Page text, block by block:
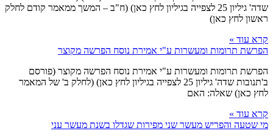
שדה' גיליון 25 לצפייה בגיליון לחץ כאן) (ח"ב – המשך ממאמר קודם לחלק
ראשון לחץ כאן)
קרא עוד »
הפרשת תרומות ומעשרות ע"י אמירת נוסח הפרשה מקוצר
הפרשת תרומות ומעשרות ע"י אמירת נוסח הפרשה מקוצר (פורסם
ב'תנובות שדה' גיליון 25 לצפייה בגיליון לחץ כאן) (לחלק ב' של המאמר
לחץ כאן) שאלה: האם
קרא עוד »
מי שטעה והפריש מעשר שני מפירות שגדלו בשנת מעשר עני